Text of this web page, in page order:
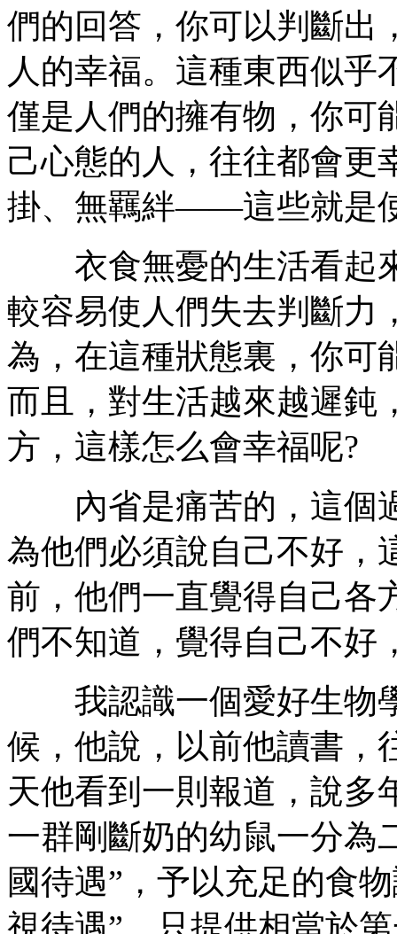
們的回答，你可以判斷出
人的幸福。這種東西似乎
僅是人們的擁有物，你可
己心態的人，往往都會更
掛、無羈絆——這些就是
衣食無憂的生活看起
較容易使人們失去判斷力
為，在這種狀態裏，你可
而且，對生活越來越遲鈍
方，這樣怎么會幸福呢?
內省是痛苦的，這個
為他們必須說自己不好，
前，他們一直覺得自己各
們不知道，覺得自己不好
我認識一個愛好生物
候，他說，以前他讀書，
天他看到一則報道，說多
一群剛斷奶的幼鼠一分為
國待遇”，予以充足的食